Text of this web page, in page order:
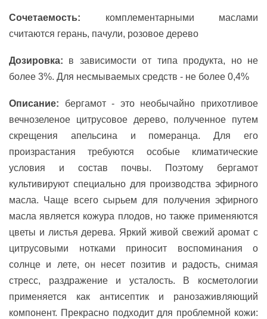
Сочетаемость: комплементарными маслами
считаются герань, пачули, розовое дерево
Дозировка: в зависимости от типа продукта, но не
более 3%. Для несмываемых средств - не более 0,4%
Описание:
бергамот - это необычайно прихотливое
вечнозеленое цитрусовое дерево, полученное путем
скрещения апельсина и померанца. Для его
произрастания требуются особые климатические
условия и состав почвы. Поэтому бергамот
культивируют специально для производства эфирного
масла. Чаще всего сырьем для получения эфирного
масла является кожура плодов, но также применяются
цветы и листья дерева. Яркий живой свежий аромат с
цитрусовыми нотками приносит воспоминания о
солнце и лете, он несет позитив и радость, снимая
стресс, раздражение и усталость. В косметологии
применяется как антисептик и ранозаживляющий
компонент. Прекрасно подходит для проблемной кожи: